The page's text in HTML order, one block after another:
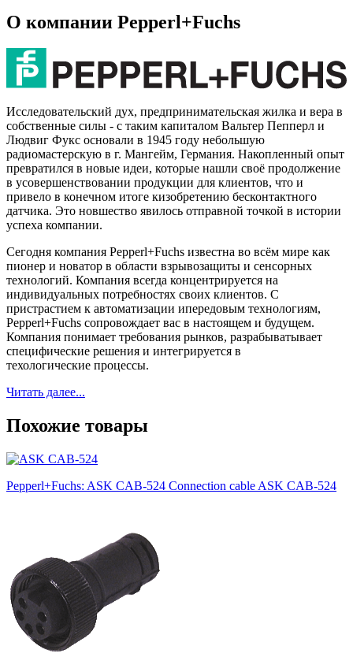
О компании Pepperl+Fuchs
Исследовательский дух, предпринимательская жилка и вера в
собственные силы - с таким капиталом Вальтер Пепперл и
Людвиг Фукс основали в 1945 году небольшую
радиомастерскую в г. Мангейм, Германия. Накопленный опыт
превратился в новые идеи, которые нашли своё продолжение
в усовершенствовании продукции для клиентов, что и
привело в конечном итоге кизобретению бесконтактного
датчика. Это новшество явилось отправной точкой в истории
успеха компании.
Сегодня компания Pepperl+Fuchs известна во всём мире как
пионер и новатор в области взрывозащиты и сенсорных
технологий. Компания всегда концентрируется на
индивидуальных потребностях своих клиентов. С
пристрастием к автоматизации ипередовым технологиям,
Pepperl+Fuchs сопровождает вас в настоящем и будущем.
Компания понимает требования рынков, разрабыватывает
специфические решения и интегрируется в
техологические процессы.
Читать далее...
Похожие товары
Pepperl+Fuchs: ASK CAB-524 Connection cable ASK CAB-524